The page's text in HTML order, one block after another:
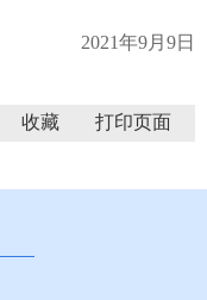
2021年9月9日
收藏